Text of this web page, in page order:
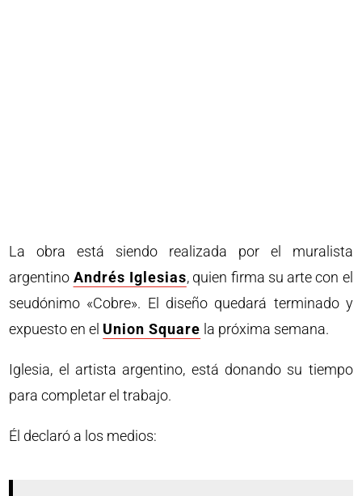
La obra está siendo realizada por el muralista
argentino Andrés Iglesias, quien firma su arte con el
seudónimo «Cobre». El diseño quedará terminado y
expuesto en el Union Square la próxima semana.
Iglesia, el artista argentino, está donando su tiempo
para completar el trabajo.
Él declaró a los medios: